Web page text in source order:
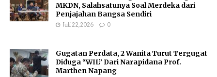
MKDN, Salahsatunya Soal Merdeka dari
Penjajahan Bangsa Sendiri
Juli 22, 2026 0
Gugatan Perdata, 2 Wanita Turut Tergugat
Diduga “WIL” Dari Narapidana Prof.
Marthen Napang